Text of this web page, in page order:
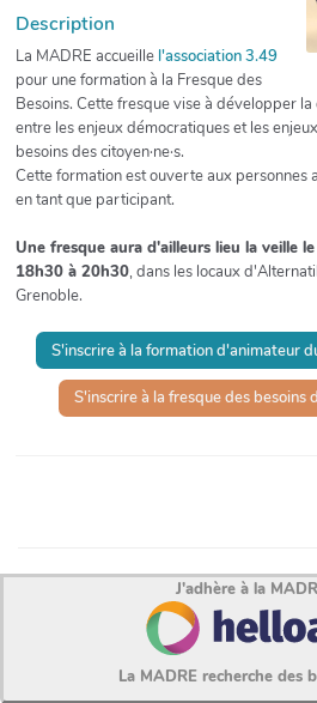
J'adhère à la
La MADRE recherche des
Description
La MADRE accueille l'association 3.49
pour une formation à la Fresque des
Besoins. Cette fresque vise à développer
entre les enjeux démocratiques et les
besoins des citoyen·ne·s.
Cette formation est ouverte aux personnes
en tant que participant.
Une fresque aura d'ailleurs lieu la veille
18h30 à 20h30, dans les locaux
Grenoble.
S'inscrire à la formation d'animateur
S'inscrire à la fresque des besoins
Association La MADRE 2026 -